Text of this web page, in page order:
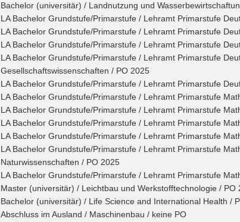
Bachelor (universitär) / Landnutzung und
LA Bachelor Grundstufe/Primarstufe / Lehramt Primarstufe
LA Bachelor Grundstufe/Primarstufe / Lehramt Primarstufe
LA Bachelor Grundstufe/Primarstufe / Lehramt Primarstufe
LA Bachelor Grundstufe/Primarstufe / Lehramt Primarstufe
Gesellschaftswissenschaften / PO 2025
LA Bachelor Grundstufe/Primarstufe / Lehramt Primarstufe
LA Bachelor Grundstufe/Primarstufe / Lehramt Primarstufe
LA Bachelor Grundstufe/Primarstufe / Lehramt Primarstufe
LA Bachelor Grundstufe/Primarstufe / Lehramt Primarstufe
LA Bachelor Grundstufe/Primarstufe / Lehramt Primarstufe
LA Bachelor Grundstufe/Primarstufe / Lehramt Primarstufe
Naturwissenschaften / PO 2025
LA Bachelor Grundstufe/Primarstufe / Lehramt Primarstufe
Master (universitär) / Leichtbau und Werkstofftechnologie / PO
Bachelor (universitär) / Life Science and International Health /
Abschluss im Ausland / Maschinenbau / keine PO